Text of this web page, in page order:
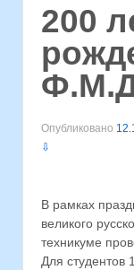
200
Опубликовано
⇩
В рамках
великого
техникуме
Для студентов